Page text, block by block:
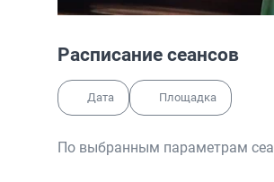
Расписание сеансов
Дата Площадка
По выбранным параметрам